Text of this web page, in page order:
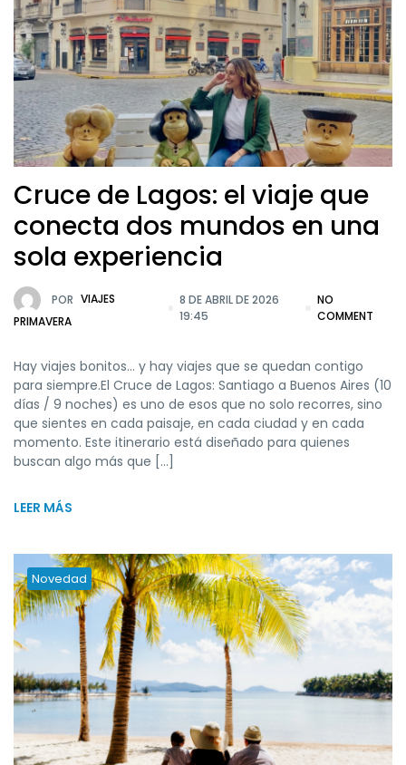
Cruce de Lagos: el viaje que
conecta dos mundos en una
sola experiencia
POR VIAJES
PRIMAVERA
8 DE ABRIL DE 2026
19:45
NO
COMMENT
Hay viajes bonitos… y hay viajes que se quedan contigo
para siempre.El Cruce de Lagos: Santiago a Buenos Aires (10
días / 9 noches) es uno de esos que no solo recorres, sino
que sientes en cada paisaje, en cada ciudad y en cada
momento. Este itinerario está diseñado para quienes
buscan algo más que […]
LEER MÁS
Novedad